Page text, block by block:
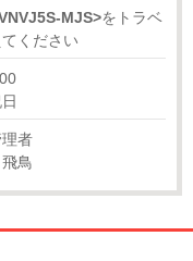
MJS>をトラベ
ください
者
鳥